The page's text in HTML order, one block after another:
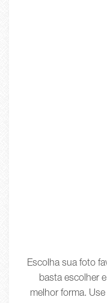
Escolha sua foto
basta escolher
melhor forma.